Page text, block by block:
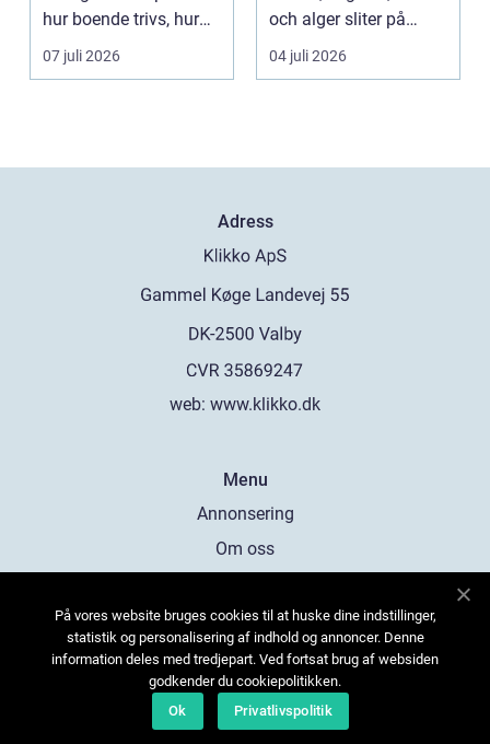
hur boende trivs, hur
besöka...
07 juli 2026
och alger sliter på
materialen och ka...
04 juli 2026
Adress
web: www.klikko.dk
Menu
Annonsering
Om oss
Kontakta oss
Sitemap
På vores website bruges cookies til at huske dine indstillinger,
statistik og personalisering af indhold og annoncer. Denne
information deles med tredjepart. Ved fortsat brug af websiden
godkender du cookiepolitikken.
Ok
Privatlivspolitik